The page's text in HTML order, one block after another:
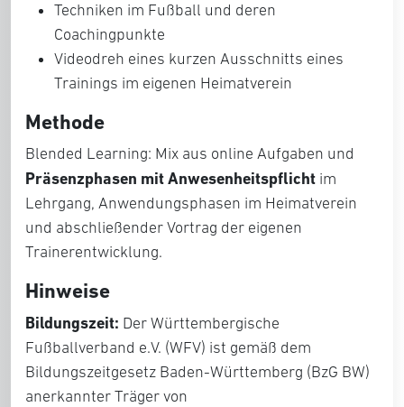
Techniken im Fußball und deren
Coachingpunkte
Videodreh eines kurzen Ausschnitts eines
Trainings im eigenen Heimatverein
Methode
Blended Learning: Mix aus online Aufgaben und
Präsenzphasen mit Anwesenheitspflicht im
Lehrgang, Anwendungsphasen im Heimatverein
und abschließender Vortrag der eigenen
Trainerentwicklung.
Hinweise
Bildungszeit: Der Württembergische
Fußballverband e.V. (WFV) ist gemäß dem
Bildungszeitgesetz Baden-Württemberg (BzG BW)
anerkannter Träger von